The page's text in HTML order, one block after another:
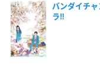
バンダイチ
ラ‼